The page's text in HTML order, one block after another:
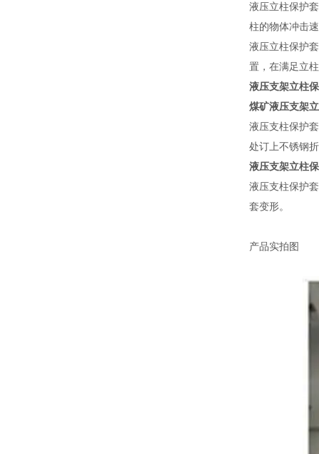
液压立柱保护
柱的物体冲击
液压立柱保护
置，在满足立
液压支架立柱
煤矿液压支架
液压支柱保护
处订上不锈钢
液压支架立柱
液压支柱保护
套变形。
产品实拍图